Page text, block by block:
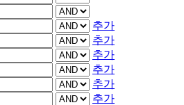
추가
추가
추가
추가
추가
추가